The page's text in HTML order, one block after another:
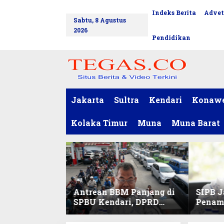
Sabtu, 8 Agustus
2026
Indeks Berita
Pendidikan
Jakarta Sultra Kendari
Kolaka Timur Muna Muna Barat
Antrean BBM Panjang di
SPBU Kendari, DPRD
Sultra Duga Sistem
SIPB